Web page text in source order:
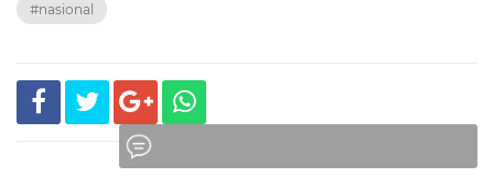
#nasional